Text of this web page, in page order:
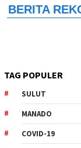
TAG POPULER
SULUT
MANADO
COVID-19